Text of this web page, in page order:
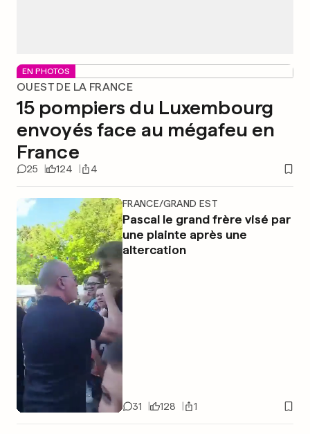
EN PHOTOS
OUEST DE LA FRANCE
15 pompiers du Luxembourg
envoyés face au mégafeu en
France
25 124 4
FRANCE/GRAND EST
Pascal le grand frère visé par
une plainte après une
altercation
31 128 1